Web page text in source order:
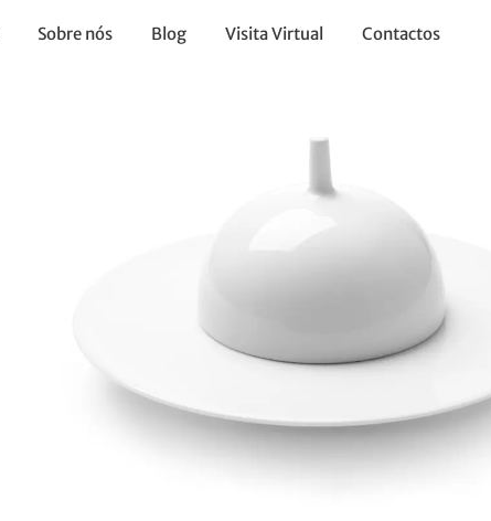
Sobre nós Blog Visita Virtual Contactos